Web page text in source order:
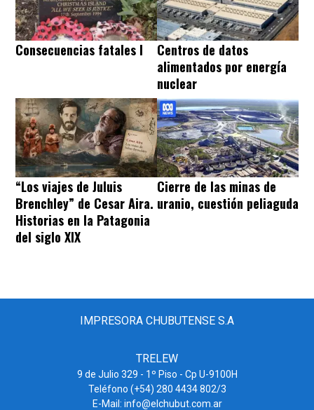
Consecuencias fatales I
Centros de datos
alimentados por energía
nuclear
“Los viajes de Juluis
Brenchley” de Cesar Aira.
Historias en la Patagonia
del siglo XIX
Cierre de las minas de
uranio, cuestión peliaguda
IMPRESORA CHUBUTENSE S.A
TRELEW
9 de Julio 329 - 1º Piso - Cp U-9100H
Teléfono (+54) 280 4434 802/3
E-Mail: info@elchubut.com.ar